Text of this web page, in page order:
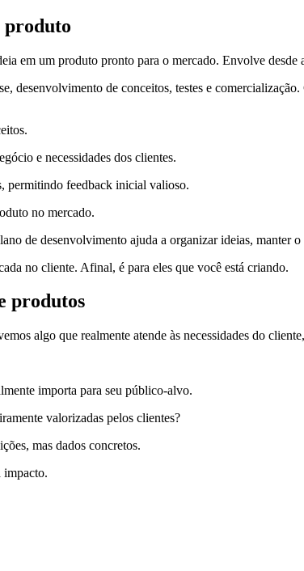
produto
em um produto pronto para o mercado. Envolve desde
desenvolvimento de conceitos, testes e
e necessidades dos clientes.
permitindo feedback inicial valioso.
no mercado.
de desenvolvimento ajuda a organizar ideias, manter
no cliente. Afinal, é para eles que você está criando.
produtos
algo que realmente atende às necessidades do
importa para seu público-alvo.
valorizadas pelos clientes?
mas dados concretos.
impacto.